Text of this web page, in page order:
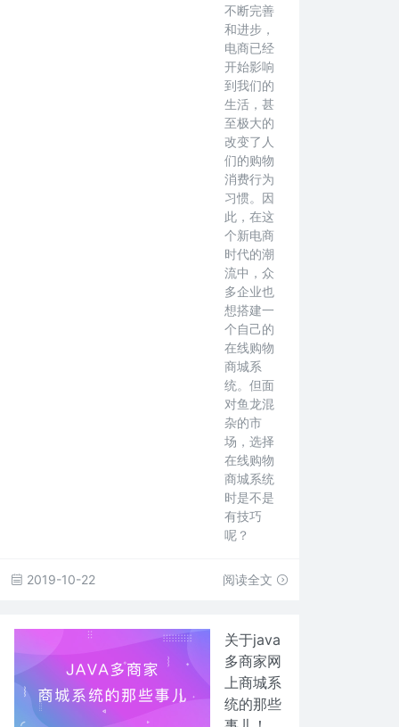
不断完善
和进步，
电商已经
开始影响
到我们的
生活，甚
至极大的
改变了人
们的购物
消费行为
习惯。因
此，在这
个新电商
时代的潮
流中，众
多企业也
想搭建一
个自己的
在线购物
商城系
统。但面
对鱼龙混
杂的市
场，选择
在线购物
商城系统
时是不是
有技巧
呢？
2019-10-22 阅读全文
关于java
多商家网
上商城系
统的那些